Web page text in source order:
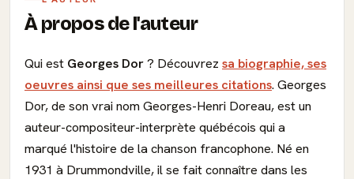
À propos de l'auteur
Qui est Georges Dor? Découvrez sa biographie, ses
oeuvres ainsi que ses meilleures citations. Georges
Dor, de son vrai nom Georges-Henri Doreau, est un
auteur-compositeur-interprète québécois qui a
marqué l'histoire de la chanson francophone. Né en
1931 à Drummondville, il se fait connaître dans les